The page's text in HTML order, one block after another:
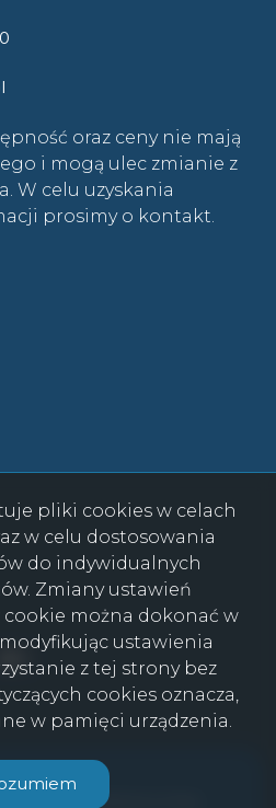
oraz ceny nie mają
i mogą ulec zmianie z
W celu uzyskania
prosimy o kontakt.
Facebook
Facebook
© 2026
Galactica Virgo
pliki cookies w celach
w celu dostosowania
do indywidualnych
Zmiany ustawień
można dokonać w
ustawienia
z tej strony bez
cookies oznacza,
w pamięci urządzenia.